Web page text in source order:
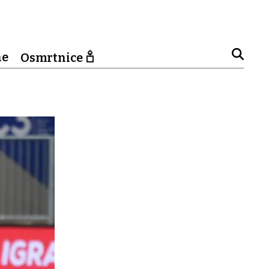
Osmrtnice